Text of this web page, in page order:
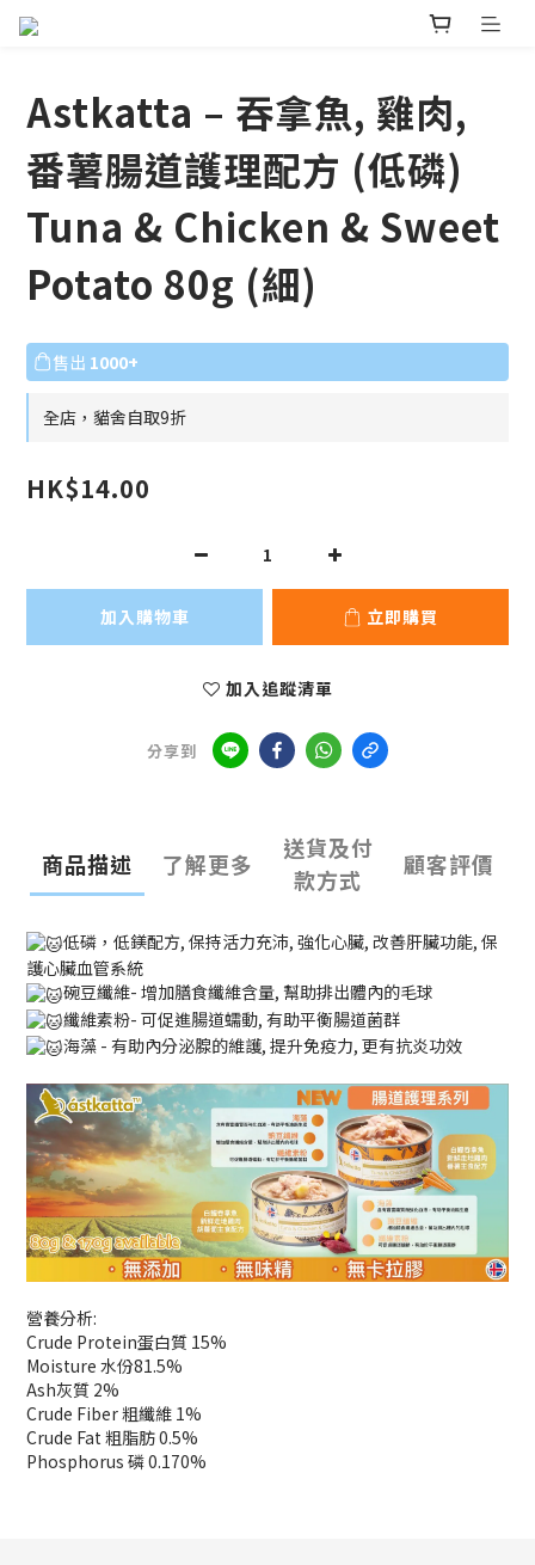
Astkatta – 吞拿魚, 雞肉,
番薯腸道護理配方 (低磷)
Tuna & Chicken & Sweet
Potato 80g (細)
售出 1000+
全店，貓舍自取9折
HK$14.00
加入購物車 立即購買
加入追蹤清單
分享到
商品描述 了解更多
送貨及付
款方式
顧客評價
低磷，低鎂配方, 保持活力充沛, 強化心臟, 改善肝臟功能, 保
護心臟血管系統
碗豆纖維- 增加膳食纖維含量, 幫助排出體內的毛球
纖維素粉- 可促進腸道蠕動, 有助平衡腸道菌群
海藻 - 有助內分泌腺的維護, 提升免疫力, 更有抗炎功效
營養分析:
Crude Protein蛋白質 15%
Moisture 水份81.5%
Ash灰質 2%
Crude Fiber 粗纖維 1%
Crude Fat 粗脂肪 0.5%
Phosphorus 磷 0.170%